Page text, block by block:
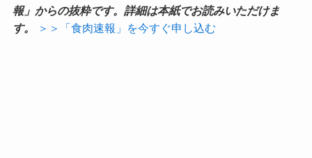
報」からの抜粋です。詳細は本紙でお読みいただけま
す。
＞＞「食肉速報」を今すぐ申し込む